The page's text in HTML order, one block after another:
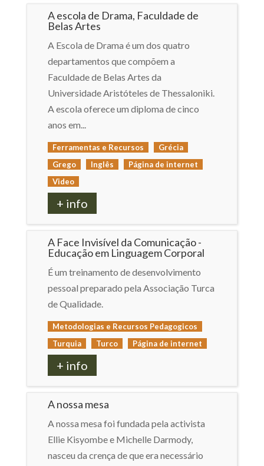
A escola de Drama, Faculdade de
Belas Artes
A Escola de Drama é um dos quatro
departamentos que compõem a
Faculdade de Belas Artes da
Universidade Aristóteles de Thessaloniki.
A escola oferece um diploma de cinco
anos em...
Ferramentas e Recursos
Grécia
Grego
Inglês
Página de internet
Video
+ info
A Face Invisível da Comunicação -
Educação em Linguagem Corporal
É um treinamento de desenvolvimento
pessoal preparado pela Associação Turca
de Qualidade.
Metodologias e Recursos Pedagogicos
Turquia
Turco Página de internet
+ info
A nossa mesa
A nossa mesa foi fundada pela activista
Ellie Kisyombe e Michelle Darmody,
nasceu da crença de que era necessário